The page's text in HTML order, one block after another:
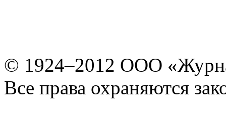
© 1924–2012 ООО
Все права охраняются